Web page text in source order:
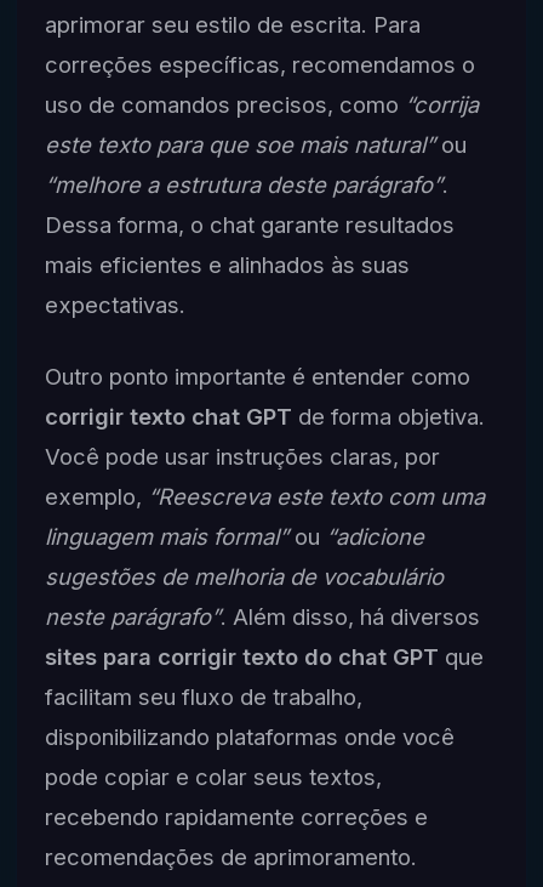
aprimorar seu estilo de escrita. Para
correções específicas, recomendamos o
uso de comandos precisos, como “corrija
este texto para que soe mais natural”ou
“melhore a estrutura deste parágrafo”.
Dessa forma, o chat garante resultados
mais eficientes e alinhados às suas
expectativas.
Outro ponto importante é entender como
corrigir texto chat GPT de forma objetiva.
Você pode usar instruções claras, por
exemplo, “Reescreva este texto com uma
linguagem mais formal”ou “adicione
sugestões de melhoria de vocabulário
neste parágrafo”. Além disso, há diversos
sites para corrigir texto do chat GPT que
facilitam seu fluxo de trabalho,
disponibilizando plataformas onde você
pode copiar e colar seus textos,
recebendo rapidamente correções e
recomendações de aprimoramento.